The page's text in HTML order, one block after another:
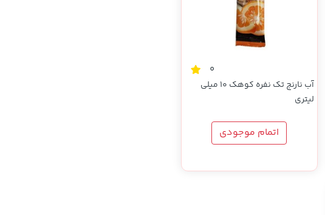
0
آب نارنج تک نفره کوهک 10 میلی
لیتری
اتمام موجودی